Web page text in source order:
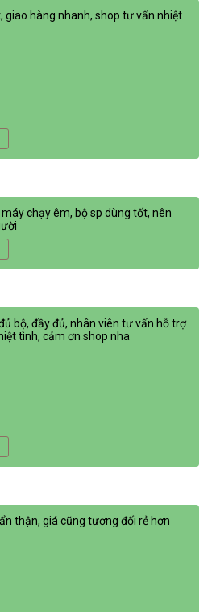
giao hàng nhanh, shop tư vấn nhiệt
chạy êm, bộ sp dùng tốt, nên
bộ, đầy đủ, nhân viên tư vấn hỗ trợ
tình, cảm ơn shop nha
thận, giá cũng tương đối rẻ hơn